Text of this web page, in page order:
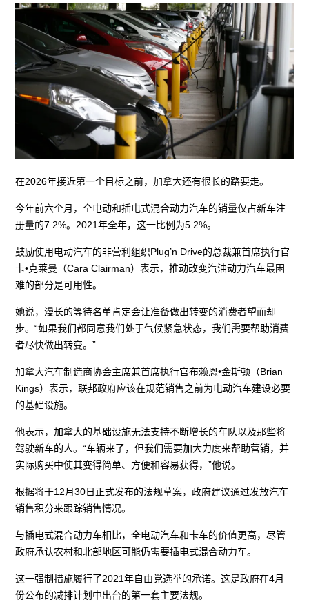
在2026年接近第一个目标之前，加拿大还有很长的路要走。
今年前六个月，全电动和插电式混合动力汽车的销量仅占新车注
册量的7.2%。2021年全年，这一比例为5.2%。
鼓励使用电动汽车的非营利组织Plug’n Drive的总裁兼首席执行官
卡•克莱曼（Cara Clairman）表示，推动改变汽油动力汽车最困
难的部分是可用性。
她说，漫长的等待名单肯定会让准备做出转变的消费者望而却
步。“如果我们都同意我们处于气候紧急状态，我们需要帮助消费
者尽快做出转变。”
加拿大汽车制造商协会主席兼首席执行官布赖恩•金斯顿（Brian
Kings）表示，联邦政府应该在规范销售之前为电动汽车建设必要
的基础设施。
他表示，加拿大的基础设施无法支持不断增长的车队以及那些将
驾驶新车的人。“车辆来了，但我们需要加大力度来帮助营销，并
实际购买中使其变得简单、方便和容易获得，”他说。
根据将于12月30日正式发布的法规草案，政府建议通过发放汽车
销售积分来跟踪销售情况。
与插电式混合动力车相比，全电动汽车和卡车的价值更高，尽管
政府承认农村和北部地区可能仍需要插电式混合动力车。
这一强制措施履行了2021年自由党选举的承诺。这是政府在4月
份公布的减排计划中出台的第一套主要法规。